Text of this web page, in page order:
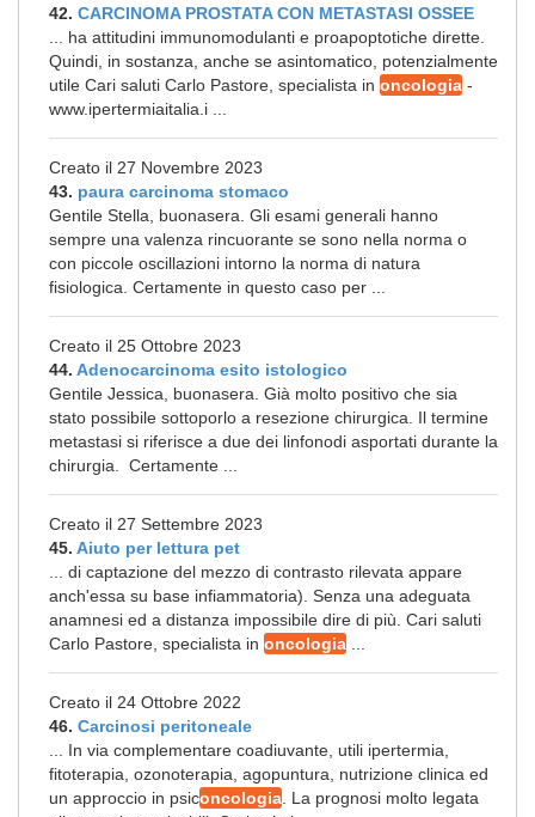
42. CARCINOMA PROSTATA CON METASTASI OSSEE
... ha attitudini immunomodulanti e proapoptotiche dirette.
Quindi, in sostanza, anche se asintomatico, potenzialmente
utile Cari saluti Carlo Pastore, specialista in oncologia -
www.ipertermiaitalia.i ...
Creato il 27 Novembre 2023
43. paura carcinoma stomaco
Gentile Stella, buonasera. Gli esami generali hanno
sempre una valenza rincuorante se sono nella norma o
con piccole oscillazioni intorno la norma di natura
fisiologica. Certamente in questo caso per ...
Creato il 25 Ottobre 2023
44. Adenocarcinoma esito istologico
Gentile Jessica, buonasera. Già molto positivo che sia
stato possibile sottoporlo a resezione chirurgica. Il termine
metastasi si riferisce a due dei linfonodi asportati durante la
chirurgia. Certamente ...
Creato il 27 Settembre 2023
45. Aiuto per lettura pet
... di captazione del mezzo di contrasto rilevata appare
anch'essa su base infiammatoria). Senza una adeguata
anamnesi ed a distanza impossibile dire di più. Cari saluti
Carlo Pastore, specialista in oncologia
Creato il 24 Ottobre 2022
46. Carcinosi peritoneale
... In via complementare coadiuvante, utili ipertermia,
fitoterapia, ozonoterapia, agopuntura, nutrizione clinica ed
un approccio in psiconcologia . La prognosi molto legata